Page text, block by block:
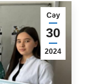
Сәу
30
2024